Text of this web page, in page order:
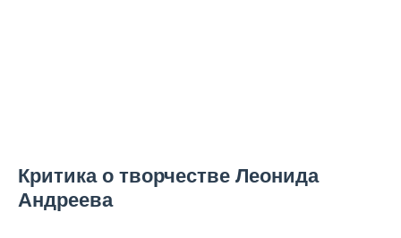
Критика о творчестве Леонида
Андреева